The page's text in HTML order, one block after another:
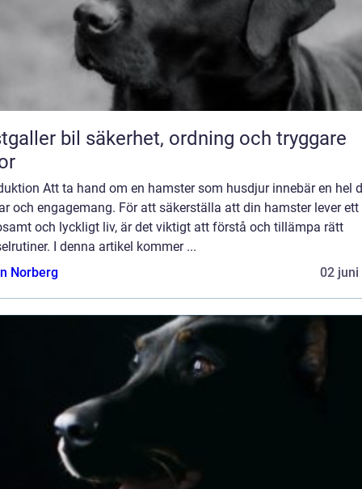
ordning och tryggare
Att ta hand om en hamster som husdjur innebär en hel
och engagemang. För att säkerställa att din hamster lever ett
och lyckligt liv, är det viktigt att förstå och tillämpa rätt
I denna artikel kommer ...
Norberg
02 juni